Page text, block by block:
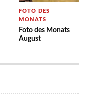
FOTO DES
MONATS
Foto des Monats
August